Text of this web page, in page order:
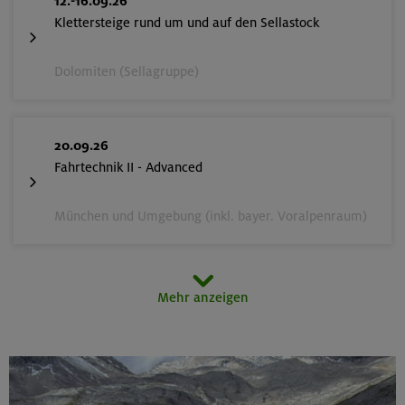
Klettersteige rund um und auf den Sellastock
Dolomiten (Sellagruppe)
20.09.26
Fahrtechnik II - Advanced
München und Umgebung (inkl. bayer. Voralpenraum)
Elbsandsteingebirge
Mehr anzeigen